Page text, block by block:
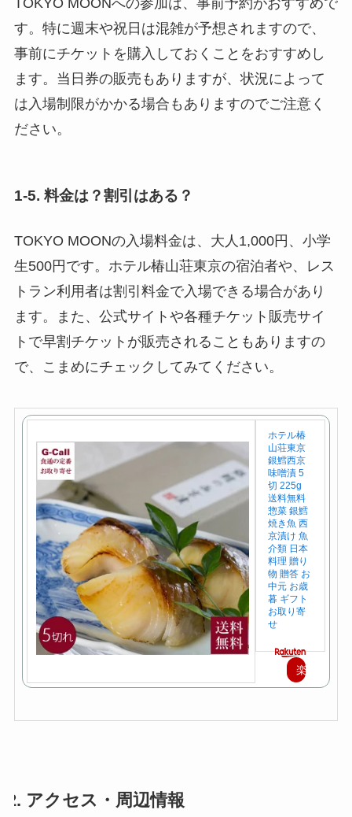
す。特に週末や祝日は混雑が予想されますので、
事前にチケットを購入しておくことをおすすめし
ます。当日券の販売もありますが、状況によって
は入場制限がかかる場合もありますのでご注意く
ださい。
1-5. 料金は？割引はある？
TOKYO MOONの入場料金は、大人1,000円、小学
生500円です。ホテル椿山荘東京の宿泊者や、レス
トラン利用者は割引料金で入場できる場合があり
ます。また、公式サイトや各種チケット販売サイ
トで早割チケットが販売されることもありますの
で、こまめにチェックしてみてください。
ホテル椿
山荘東京
銀鱈西京
味噌漬 5
切 225g
送料無料
惣菜 銀鱈
焼き魚 西
京漬け 魚
介類 日本
料理 贈り
物 贈答 お
中元 お歳
暮 ギフト
お取り寄
せ
楽
で
2. アクセス・周辺情報